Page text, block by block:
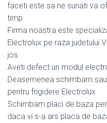
faceti este sa ne sunati va
timp.
Firma noastra este
Electrolux pe raza judetului
jos.
Aveti defect un modul
Deasemenea schimbam
pentru frigidere Electrolux
Schimbam placi de baza
daca vi s-a ars placa de